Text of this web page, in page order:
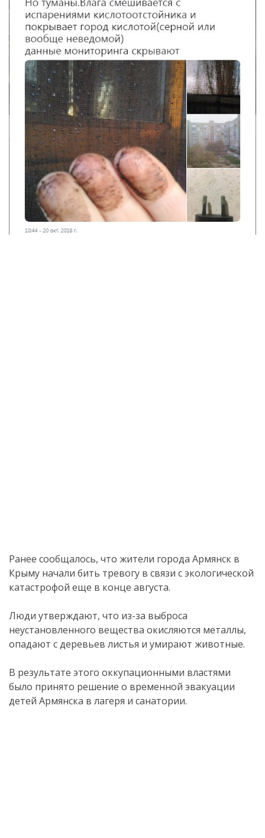
Ранее сообщалось, что жители города Армянск в
Крыму начали бить тревогу в связи с экологической
катастрофой еще в конце августа.
Люди утверждают, что из-за выброса
неустановленного вещества окисляются металлы,
опадают с деревьев листья и умирают животные.
В результате этого оккупационными властями
было принято решение о временной эвакуации
детей Армянска в лагеря и санатории.